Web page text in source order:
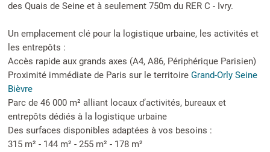
des Quais de Seine et à seulement 750m du RER C - Ivry.
Un emplacement clé pour la logistique urbaine, les activités et
les entrepôts :
Accès rapide aux grands axes (A4, A86, Périphérique Parisien)
Proximité immédiate de Paris sur le territoire Grand-Orly Seine
Bièvre
Parc de 46 000 m² alliant locaux d’activités, bureaux et
entrepôts dédiés à la logistique urbaine
Des surfaces disponibles adaptées à vos besoins :
315 m² - 144 m² - 255 m² - 178 m²